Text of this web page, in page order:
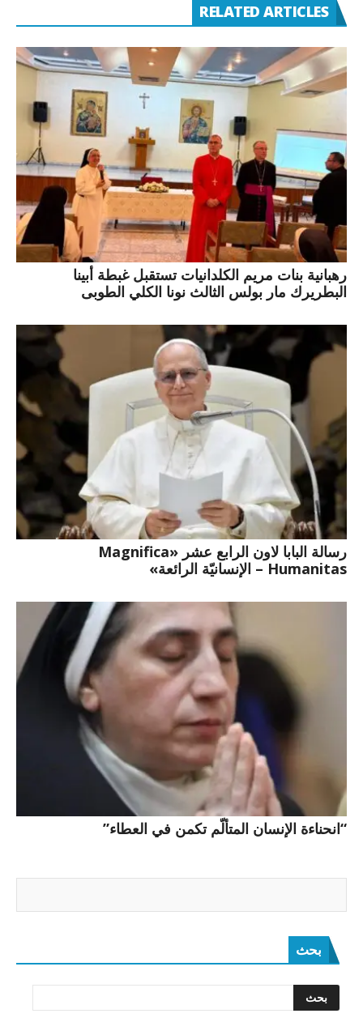
RELATED ARTICLES
رهبانية بنات مريم الكلدانيات تستقبل غبطة أبينا
البطريرك مار بولس الثالث نونا الكلي الطوبى
رسالة البابا لاون الرابع عشر «Magnifica
Humanitas – الإنسانيّة الرائعة»
“انحناءة الإنسان المتألّم تكمن في العطاء”
بحث